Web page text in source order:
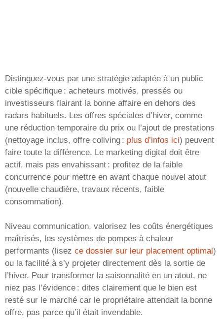
Distinguez-vous par une stratégie adaptée à un public
cible spécifique : acheteurs motivés, pressés ou
investisseurs flairant la bonne affaire en dehors des
radars habituels. Les offres spéciales d’hiver, comme
une réduction temporaire du prix ou l’ajout de prestations
(nettoyage inclus, offre coliving : plus d’infos ici) peuvent
faire toute la différence. Le marketing digital doit être
actif, mais pas envahissant : profitez de la faible
concurrence pour mettre en avant chaque nouvel atout
(nouvelle chaudière, travaux récents, faible
consommation).
Niveau communication, valorisez les coûts énergétiques
maîtrisés, les systèmes de pompes à chaleur
performants (lisez ce dossier sur leur placement optimal)
ou la facilité à s’y projeter directement dès la sortie de
l’hiver. Pour transformer la saisonnalité en un atout, ne
niez pas l’évidence : dites clairement que le bien est
resté sur le marché car le propriétaire attendait la bonne
offre, pas parce qu’il était invendable.